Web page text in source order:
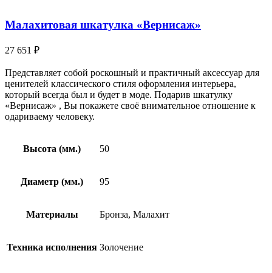
Малахитовая шкатулка «Вернисаж»
27 651 ₽
Представляет собой роскошный и практичный аксессуар для
ценителей классического стиля оформления интерьера,
который всегда был и будет в моде. Подарив шкатулку
«Вернисаж» , Вы покажете своё внимательное отношение к
одариваему человеку.
Высота (мм.) 50
Диаметр (мм.) 95
Материалы Бронза, Малахит
Техника исполнения Золочение